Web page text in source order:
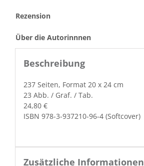
Rezension
Über die Autorinnnen
Beschreibung
237 Seit­en, For­mat 20 x 24 cm
23 Abb. / Graf. / Tab.
24,80 €
ISBN 978-3-937210-96-4 (Soft­cov­er)
Zusätzliche Informationen